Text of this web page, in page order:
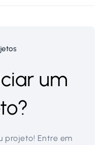
um
projeto! Entre em